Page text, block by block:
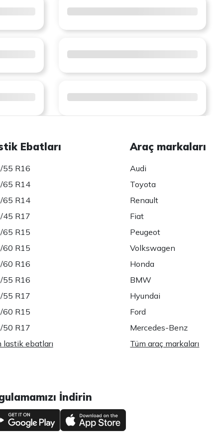
Ebatları
55 R16
65 R14
65 R14
45 R17
65 R15
60 R15
60 R16
55 R16
55 R17
60 R15
50 R17
lastik ebatları
Araç markaları
Audi
Toyota
Renault
Fiat
Peugeot
Volkswagen
Honda
BMW
Hyundai
Ford
Mercedes-Benz
Tüm araç markaları
İndirin